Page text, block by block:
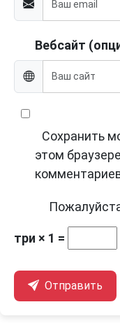
Вебсайт
Сохранить
этом
три × 1 =
Отправить